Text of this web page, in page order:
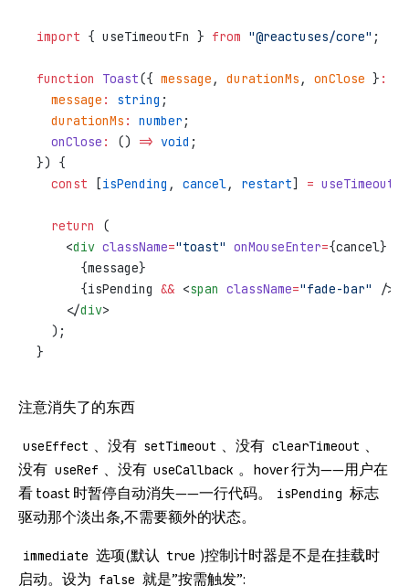
import { useTimeoutFn } from "@reactuses/core" ;
function Toast({ message , durationMs , onClose } :
  message
: string ;
  durationMs
: number ;
  onClose
: () => void ;
}) {
  const
[isPending , cancel, restart] = useTimeoutFn
  return
(
    <
div className="toast" onMouseEnter={cancel}
      {message}
      {isPending
&& <span className="fade-bar"
/>}
    </
div>
  );
}
注意消失了的东西
useEffect 、没有 setTimeout 、没有 clearTimeout 、
没有 useRef 、没有 useCallback 。hover 行为——用户在
看 toast 时暂停自动消失——一行代码。
isPending 标志
驱动那个淡出条,不需要额外的状态。
immediate 选项(默认 true )控制计时器是不是在挂载时
启动。设为 false 就是”按需触发”: